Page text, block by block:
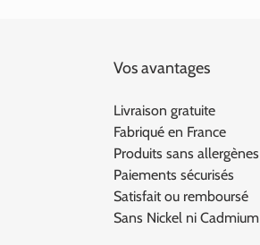
Vos avantages
Livraison gratuite
Fabriqué en France
Produits sans allergènes
Paiements sécurisés
Satisfait ou remboursé
Sans Nickel ni Cadmium